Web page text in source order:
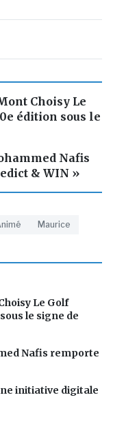
Choisy Le
édition sous le
Nafis
& WIN »
Maurice
Le Golf
le signe de
Nafis remporte
initiative digitale